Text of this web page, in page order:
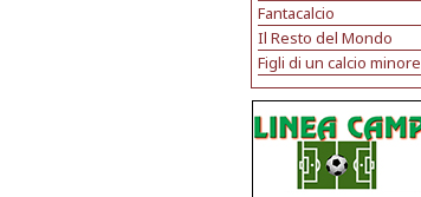
Fantacalcio
Il Resto del Mondo
Figli di un calcio minore